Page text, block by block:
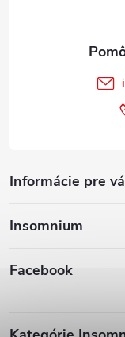
Informácie pre
Insomnium
Facebook